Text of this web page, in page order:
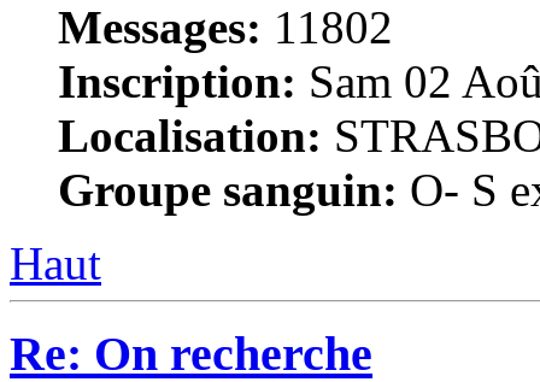
Messages: 11802
Inscription: Sam 02
Localisation:
Groupe sanguin: O- S
Haut
Re: On recherche